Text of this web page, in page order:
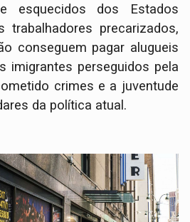
esquecidos dos Estados
trabalhadores precarizados,
conseguem pagar alugueis
imigrantes perseguidos pela
crimes e a juventude
da política atual.